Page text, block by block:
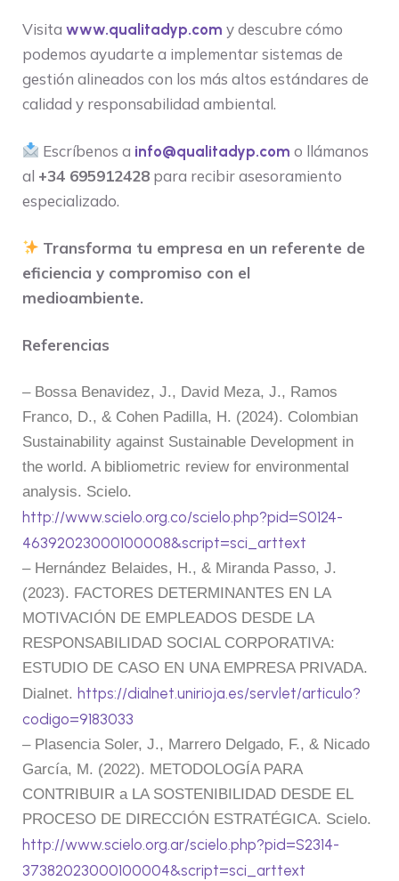
Visita www.qualitadyp.com y descubre cómo
podemos ayudarte a implementar sistemas de
gestión alineados con los más altos estándares de
calidad y responsabilidad ambiental.
Escríbenos a info@qualitadyp.com o llámanos
al +34 695912428 para recibir asesoramiento
especializado.
Transforma tu empresa en un referente de
eficiencia y compromiso con el
medioambiente.
Referencias
– Bossa Benavidez, J., David Meza, J., Ramos
Franco, D., & Cohen Padilla, H. (2024). Colombian
Sustainability against Sustainable Development in
the world. A bibliometric review for environmental
analysis. Scielo.
http://www.scielo.org.co/scielo.php?pid=S0124-
46392023000100008&script=sci_arttext
– Hernández Belaides, H., & Miranda Passo, J.
(2023). FACTORES DETERMINANTES EN LA
MOTIVACIÓN DE EMPLEADOS DESDE LA
RESPONSABILIDAD SOCIAL CORPORATIVA:
ESTUDIO DE CASO EN UNA EMPRESA PRIVADA.
Dialnet. https://dialnet.unirioja.es/servlet/articulo?
codigo=9183033
– Plasencia Soler, J., Marrero Delgado, F., & Nicado
García, M. (2022). METODOLOGÍA PARA
CONTRIBUIR a LA SOSTENIBILIDAD DESDE EL
PROCESO DE DIRECCIÓN ESTRATÉGICA. Scielo.
http://www.scielo.org.ar/scielo.php?pid=S2314-
37382023000100004&script=sci_arttext